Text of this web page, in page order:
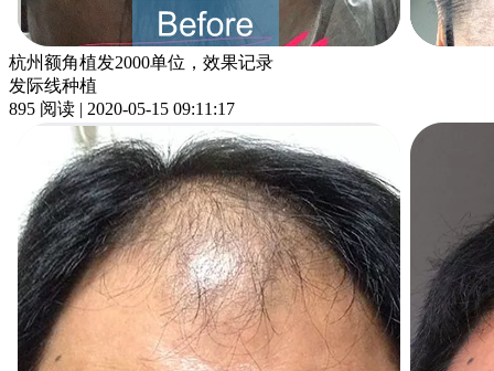
杭州额角植发2000单位，效果记录
发际线种植
895 阅读 | 2020-05-15 09:11:17